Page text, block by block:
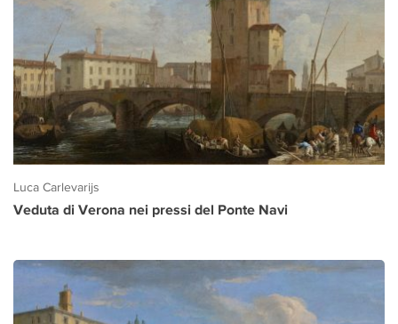
Luca Carlevarijs
Veduta di Verona nei pressi del Ponte Navi